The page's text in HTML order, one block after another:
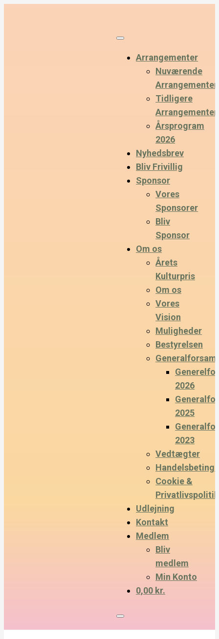
Arrangementer
Nuværende
Arrangementer
Tidligere
Arrangementer
Årsprogram
2026
Nyhedsbrev
Bliv Frivillig
Sponsor
Vores
Sponsorer
Bliv
Sponsor
Om os
Årets
Kulturpris
Om os
Vores
Vision
Muligheder
Bestyrelsen
2026
2025
2023
Vedtægter
Cookie &
Privatlivspolitik
Udlejning
Kontakt
Medlem
Bliv
medlem
Min Konto
0,00 kr.